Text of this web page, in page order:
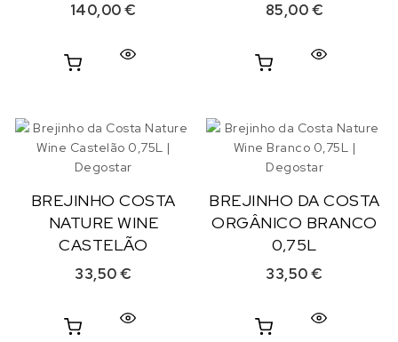
140,00€ 85,00€
BREJINHO COSTA
NATURE WINE
CASTELÃO
33,50€
BREJINHO DA COSTA
ORGÂNICO BRANCO
0,75L
33,50€